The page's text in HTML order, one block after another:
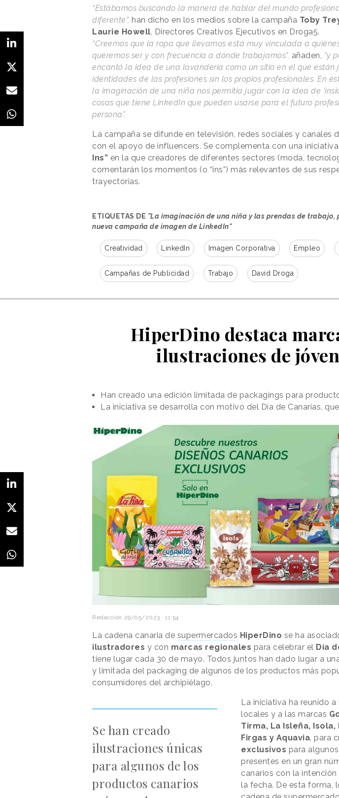
“Estábamos buscando la manera de hablar del mundo
diferente”, han dicho en los medios sobre la campaña Toby
Laurie Howell, Directores Creativos Ejecutivos en Droga5.
“Creemos que la ropa que llevamos está muy vinculada a
queremos ser y con frecuencia a dónde trabajamos", añaden, "y
encantó la idea de una lavandería como un sitio en el que están
identidades de las profesiones sin los propios profesionales. En
la imaginación de una niña nos permitía jugar con la idea de
cosas que tiene LinkedIn que pueden usarse para el futuro
persona”.
La campaña se difunde en televisión, redes sociales y canales
con el apoyo de influencers. Se complementa con una
Ins” en la que creadores de diferentes sectores (moda,
comentarán los momentos (o “ins”) más relevantes de sus
trayectorias.
ETIQUETAS DE "La imaginación de una niña y las prendas de trabajo,
nueva campaña de imagen de LinkedIn"
Creatividad LinkedIn Imagen Corporativa Empleo
Campañas de Publicidad Trabajo David Droga
HiperDino destaca
ilustraciones de
Han creado una edición limitada de packagings para
La iniciativa se desarrolla con motivo del Día de Canarias,
Redacción 29/05/2023 · 11:54
La cadena canaria de supermercados HiperDino se ha
ilustradores y con marcas regionales para celebrar el Día
tiene lugar cada 30 de mayo. Todos juntos han dado lugar a
y limitada del packaging de algunos de los productos más
consumidores del archipiélago.
Se han creado
ilustraciones únicas
para algunos de los
productos canarios
La iniciativa ha reunido
locales y a las marcas
Tirma, La Isleña, Isola,
Firgas y Aquavia, para
exclusivos para
presentes en un gran
canarios con la
la fecha. De esta forma,